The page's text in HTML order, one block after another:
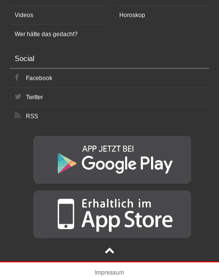
Videos
Wer hätte das gedacht?
Horoskop
Social
Facebook
Twitter
RSS
Impressum